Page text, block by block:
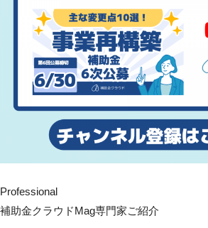
Professional
補助金クラウドMag専門家ご紹介